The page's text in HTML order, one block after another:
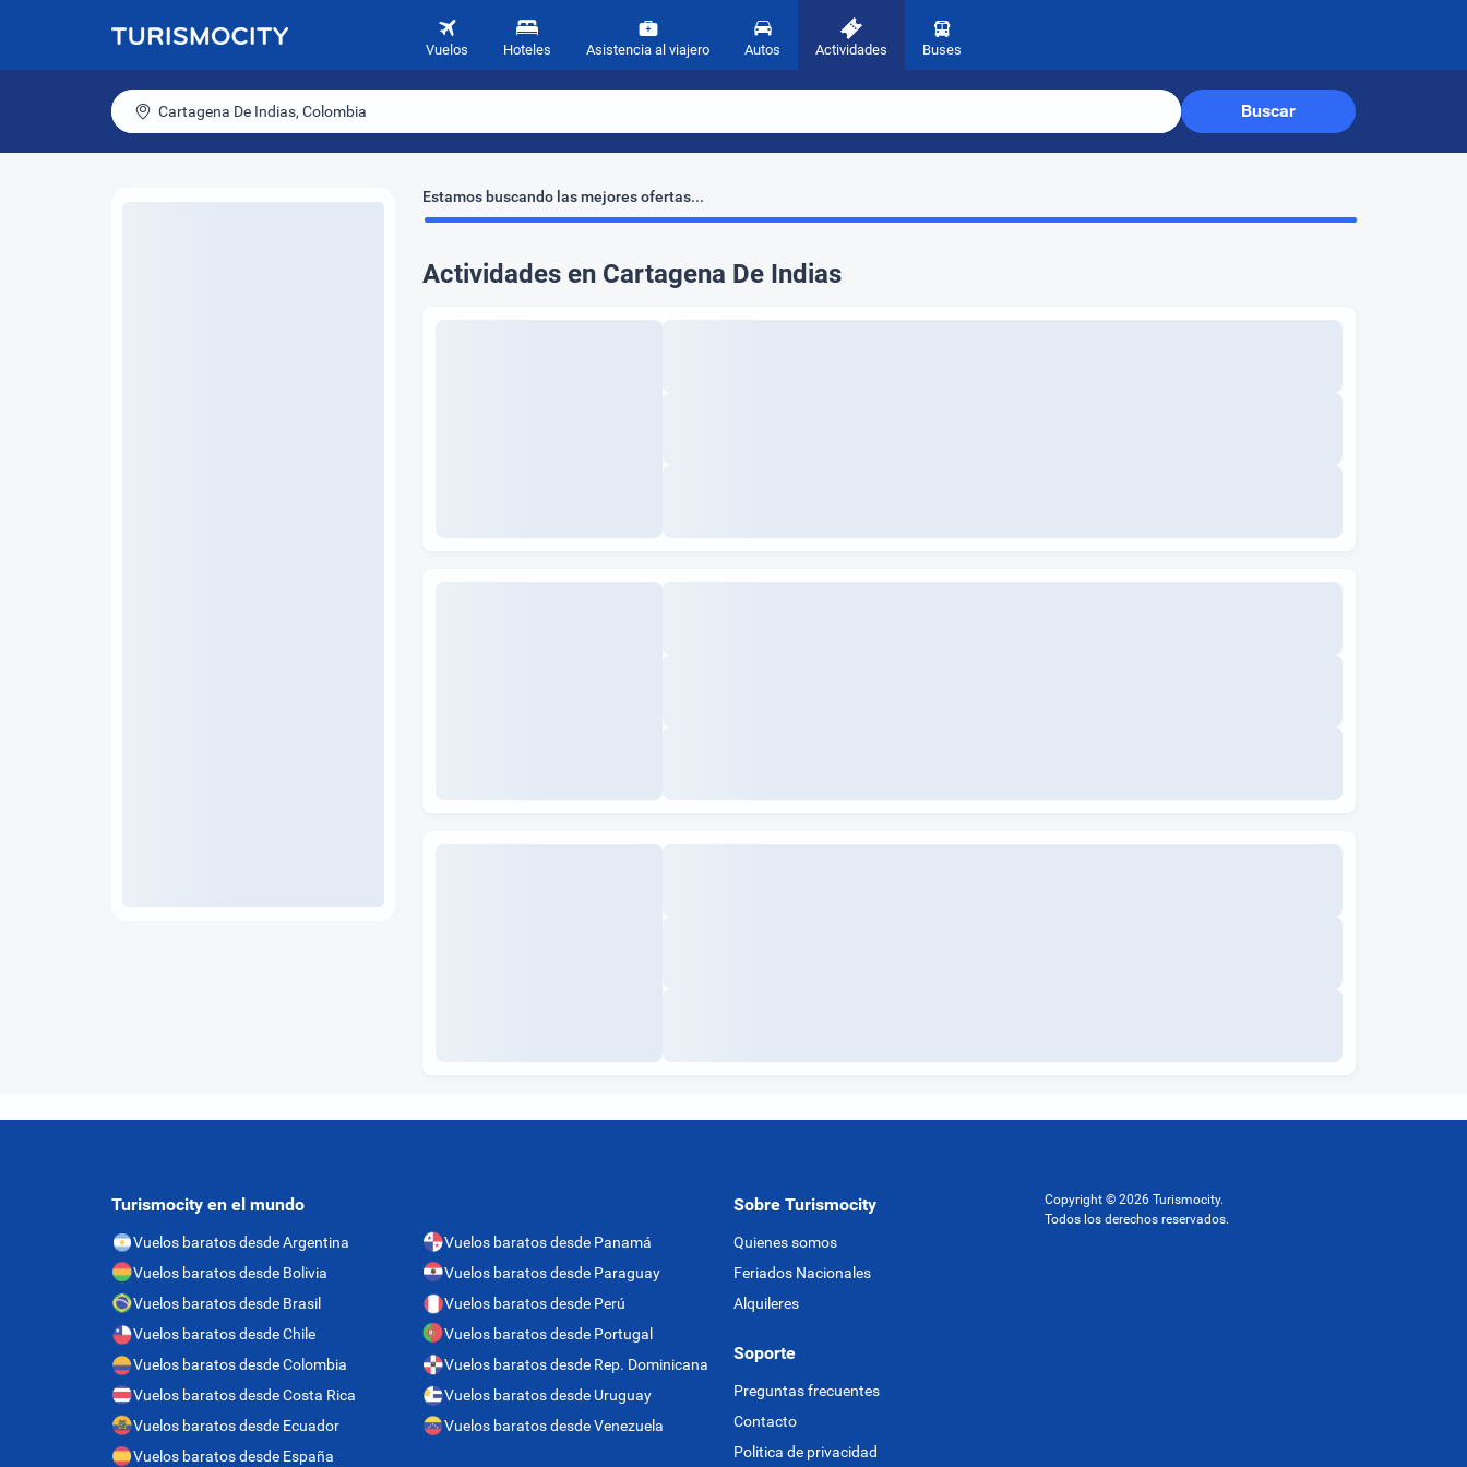
Vuelos Hoteles Asistencia al viajero Autos Actividades Buses
Cartagena De Indias, Colombia Buscar
Estamos buscando las mejores ofertas...
Actividades en Cartagena De Indias
Turismocity en el mundo
Vuelos baratos desde Argentina
Vuelos baratos desde Bolivia
Vuelos baratos desde Brasil
Vuelos baratos desde Chile
Vuelos baratos desde Colombia
Vuelos baratos desde Costa Rica
Vuelos baratos desde Ecuador
Vuelos baratos desde España
Vuelos baratos desde Panamá
Vuelos baratos desde Paraguay
Vuelos baratos desde Perú
Vuelos baratos desde Portugal
Vuelos baratos desde Rep. Dominicana
Vuelos baratos desde Uruguay
Vuelos baratos desde Venezuela
Sobre Turismocity
Quienes somos
Feriados Nacionales
Alquileres
Soporte
Preguntas frecuentes
Contacto
Politica de privacidad
Copyright © 2026 Turismocity.
Todos los derechos reservados.